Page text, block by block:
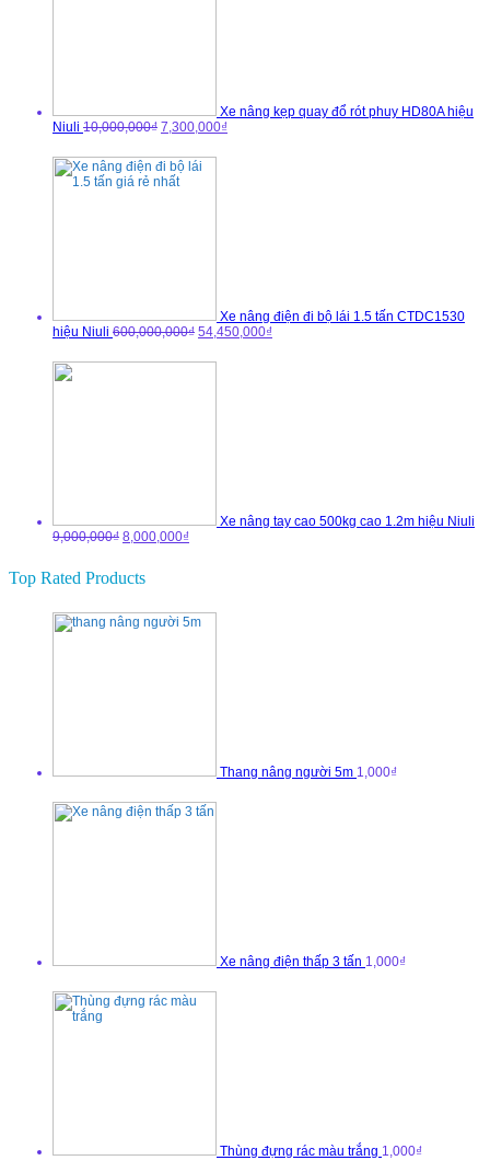
Xe nâng kẹp quay đổ rót phuy HD80A hiệu
Niuli 10,000,000₫ 7,300,000₫
Xe nâng điện đi bộ lái 1.5 tấn CTDC1530
hiệu Niuli 600,000,000₫ 54,450,000₫
Xe nâng tay cao 500kg cao 1.2m hiệu Niuli
9,000,000₫ 8,000,000₫
Top Rated Products
Thang nâng người 5m 1,000₫
Xe nâng điện thấp 3 tấn 1,000₫
Thùng đựng rác màu trắng 1,000₫